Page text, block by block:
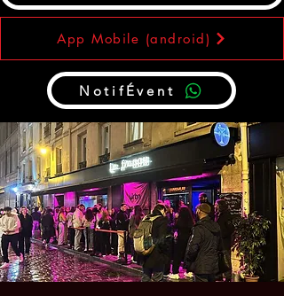
NotifÉvent
App Mobile (android)